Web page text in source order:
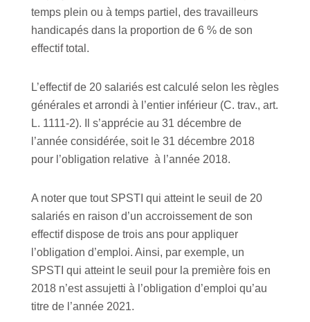
temps plein ou à temps partiel, des travailleurs
handicapés dans la proportion de 6 % de son
effectif total.
L’effectif de 20 salariés est calculé selon les règles
générales et arrondi à l’entier inférieur (C. trav., art.
L. 1111-2). Il s’apprécie au 31 décembre de
l’année considérée, soit le 31 décembre 2018
pour l’obligation relative à l’année 2018.
A noter que tout SPSTI qui atteint le seuil de 20
salariés en raison d’un accroissement de son
effectif dispose de trois ans pour appliquer
l’obligation d’emploi. Ainsi, par exemple, un
SPSTI qui atteint le seuil pour la première fois en
2018 n’est assujetti à l’obligation d’emploi qu’au
titre de l’année 2021.